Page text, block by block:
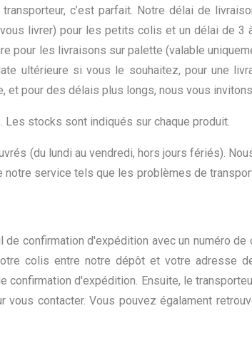
c’est parfait. Notre délai de
livrer) pour les petits colis et un délai de 3
pour les livraisons sur palette (valable
ultérieure si vous le souhaitez, pour une
pour des délais plus longs, nous vous
stocks sont indiqués sur chaque produit.
(du lundi au vendredi, hors jours fériés).
service tels que les problèmes de
confirmation d'expédition avec un numéro
colis entre notre dépôt et votre adresse
d'expédition. Ensuite, le
vous contacter. Vous pouvez égalament